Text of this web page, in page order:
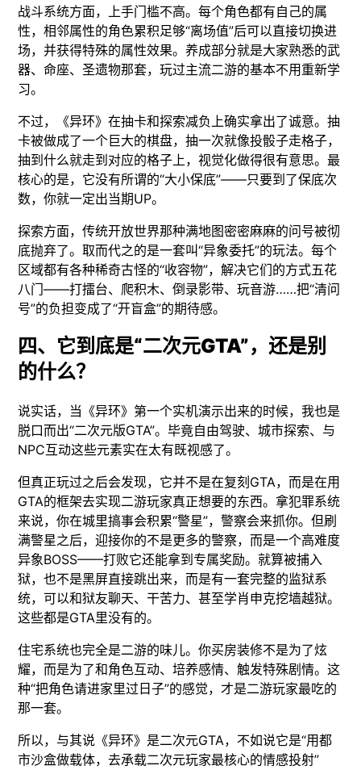
战斗系统方面，上手门槛不高。每个角色都有自己的属
性，相邻属性的角色累积足够“离场值”后可以直接切换进
场，并获得特殊的属性效果。养成部分就是大家熟悉的武
器、命座、圣遗物那套，玩过主流二游的基本不用重新学
习。
不过，《异环》在抽卡和探索减负上确实拿出了诚意。抽
卡被做成了一个巨大的棋盘，抽一次就像投骰子走格子，
抽到什么就走到对应的格子上，视觉化做得很有意思。最
核心的是，它没有所谓的“大小保底”——只要到了保底次
数，你就一定出当期UP。
探索方面，传统开放世界那种满地图密密麻麻的问号被彻
底抛弃了。取而代之的是一套叫“异象委托”的玩法。每个
区域都有各种稀奇古怪的“收容物”，解决它们的方式五花
八门——打擂台、爬积木、倒录影带、玩音游……把“清问
号”的负担变成了“开盲盒”的期待感。
四、它到底是“二次元GTA”，还是别
的什么？
说实话，当《异环》第一个实机演示出来的时候，我也是
脱口而出“二次元版GTA”。毕竟自由驾驶、城市探索、与
NPC互动这些元素实在太有既视感了。
但真正玩过之后会发现，它并不是在复刻GTA，而是在用
GTA的框架去实现二游玩家真正想要的东西。拿犯罪系统
来说，你在城里搞事会积累“警星”，警察会来抓你。但刷
满警星之后，迎接你的不是更多的警察，而是一个高难度
异象BOSS——打败它还能拿到专属奖励。就算被捕入
狱，也不是黑屏直接跳出来，而是有一套完整的监狱系
统，可以和狱友聊天、干苦力、甚至学肖申克挖墙越狱。
这些都是GTA里没有的。
住宅系统也完全是二游的味儿。你买房装修不是为了炫
耀，而是为了和角色互动、培养感情、触发特殊剧情。这
种“把角色请进家里过日子”的感觉，才是二游玩家最吃的
那一套。
所以，与其说《异环》是二次元GTA，不如说它是“用都
市沙盒做载体，去承载二次元玩家最核心的情感投射”